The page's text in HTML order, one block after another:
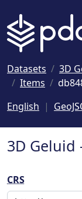
Datasets 3D
Items
English
3D
CRS